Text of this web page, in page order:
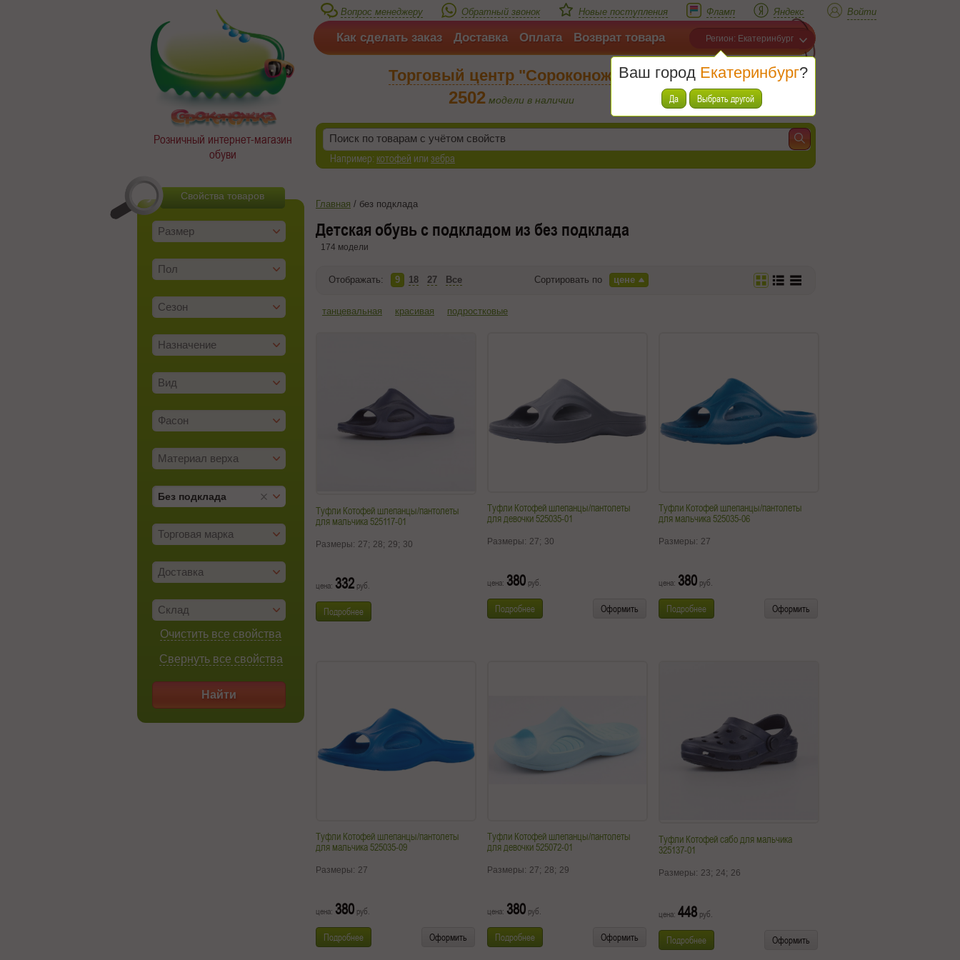
Розничный интернет-магазин
обуви
Например:котофей илизебра
Вопрос менеджеру Обратный звонок Новые поступления Фламп Яндекс Войти
Как сделать заказ Доставка Оплата Возврат товара Регион: Екатеринбург
Ваш город Екатеринбург?
Да Выбрать другой
Корзина
Товаров (
Торговый центр "Сороконожка"
2502 модели в наличии
Размер
Пол
Сезон
Назначение
Вид
Фасон
Материал верха
Без подклада
Торговая марка
Доставка
Склад
Очистить все свойства
Свернуть все свойства
Найти
Свойства товаров
Главная / без подклада
Детская обувь с подкладом из без подклада
174 модели
Отображать: 9 18 27 Все Сортировать по цене
танцевальная красивая подростковые
Туфли Котофей шлепанцы/пантолеты
для мальчика 525117-01
Размеры: 27; 28; 29; 30
цена: 332 руб.
Подробнее
Туфли Котофей шлепанцы/пантолеты
для девочки 525035-01
Размеры: 27; 30
цена: 380 руб.
Подробнее Оформить
Туфли Котофей шлепанцы/пантолеты
для мальчика 525035-06
Размеры: 27
цена: 380 руб.
Подробнее Оформить
Туфли Котофей шлепанцы/пантолеты
для мальчика 525035-09
Размеры: 27
цена: 380 руб.
Подробнее Оформить
Туфли Котофей шлепанцы/пантолеты
для девочки 525072-01
Размеры: 27; 28; 29
цена: 380 руб.
Подробнее Оформить
Туфли Котофей сабо для мальчика
325137-01
Размеры: 23; 24; 26
цена: 448 руб.
Подробнее Оформить